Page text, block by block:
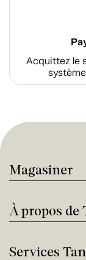
Acquittez le
Magasiner
À propos de
Services